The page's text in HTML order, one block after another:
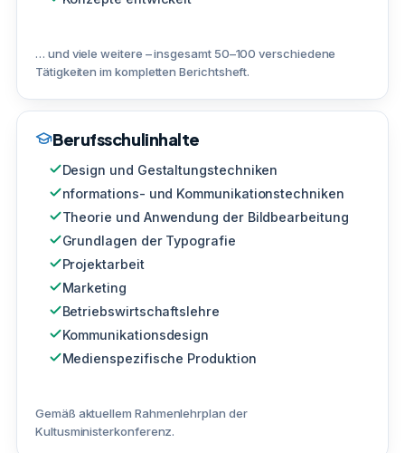
… und viele weitere – insgesamt 50–100 verschiedene
Tätigkeiten im kompletten Berichtsheft.
Berufsschulinhalte
Design und Gestaltungstechniken
nformations- und Kommunikationstechniken
Theorie und Anwendung der Bildbearbeitung
Grundlagen der Typografie
Projektarbeit
Marketing
Betriebswirtschaftslehre
Kommunikationsdesign
Medienspezifische Produktion
Gemäß aktuellem Rahmenlehrplan der
Kultusministerkonferenz.